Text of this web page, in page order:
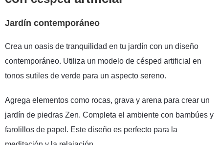
Jardín contemporáneo
Crea un oasis de tranquilidad en tu jardín con un diseño
contemporáneo. Utiliza un modelo de césped artificial en
tonos sutiles de verde para un aspecto sereno.
Agrega elementos como rocas, grava y arena para crear un
jardín de piedras Zen. Completa el ambiente con bambúes y
farolillos de papel. Este diseño es perfecto para la